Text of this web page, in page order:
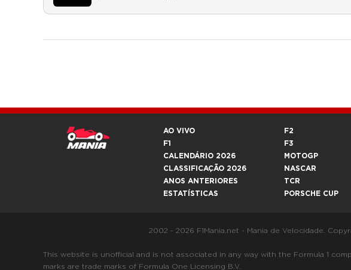
AO VIVO
F1
CALENDÁRIO 2026
CLASSIFICAÇÃO 2026
ANOS ANTERIORES
ESTATÍSTICAS
F2
F3
MOTOGP
NASCAR
TCR
PORSCHE CUP
2002 - 2026 F1Mania.net - Mania de Velocidade.
This website is unofficial and is not associated in any way with the Formula 1
marks are trade marks of Formula One Licensing B.V.